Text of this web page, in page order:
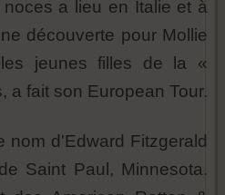
a lieu en Italie et à
découverte pour Mollie
jeunes filles de la «
a fait son European Tour.
nom d'Edward Fitzgerald
Saint Paul, Minnesota.